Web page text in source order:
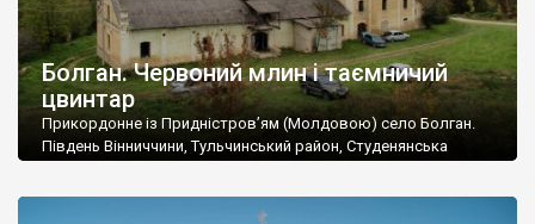
Болган. Червоний млин і таємничий
цвинтар
Прикордонне із Придністров’ям (Молдовою) село Болган.
Південь Вінниччини, Тульчинський район, Студенянська
старовинний цвинтар із кам’яними хрестами. Всі епітафії, які